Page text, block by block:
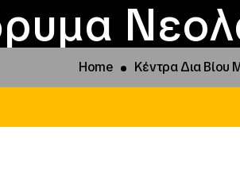
Home Κέντρα Δια